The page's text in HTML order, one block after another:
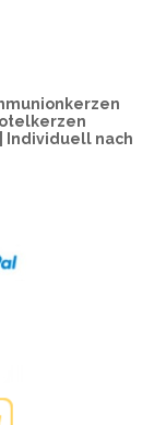
Individuell nach